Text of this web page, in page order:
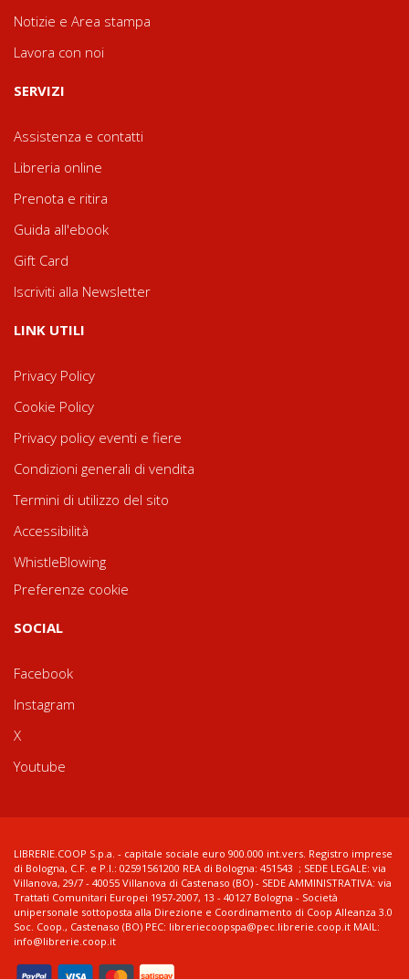
Notizie e Area stampa
Lavora con noi
SERVIZI
Assistenza e contatti
Libreria online
Prenota e ritira
Guida all'ebook
Gift Card
Iscriviti alla Newsletter
LINK UTILI
Privacy Policy
Cookie Policy
Privacy policy eventi e fiere
Condizioni generali di vendita
Termini di utilizzo del sito
Accessibilità
WhistleBlowing
Preferenze cookie
SOCIAL
Facebook
Instagram
X
Youtube
LIBRERIE.COOP S.p.a. - capitale sociale euro 900.000 int.vers. Registro imprese
di Bologna, C.F. e P.I.: 02591561200 REA di Bologna: 451543 ; SEDE LEGALE: via
Villanova, 29/7 - 40055 Villanova di Castenaso (BO) - SEDE AMMINISTRATIVA: via
Trattati Comunitari Europei 1957-2007, 13 - 40127 Bologna - Società
unipersonale sottoposta alla Direzione e Coordinamento di Coop Alleanza 3.0
Soc. Coop., Castenaso (BO) PEC: libreriecoopspa@pec.librerie.coop.it MAIL:
info@librerie.coop.it